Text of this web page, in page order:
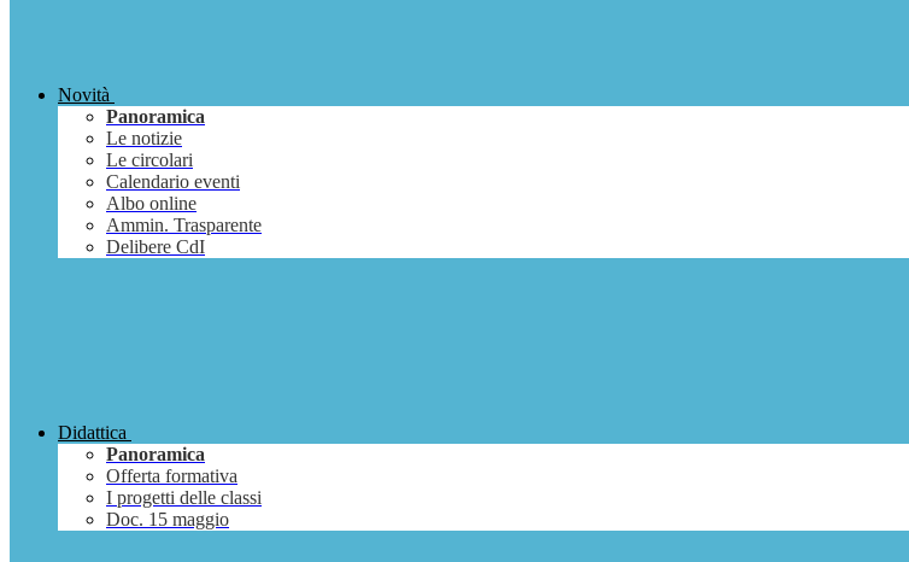
Novità
Panoramica
Le notizie
Le circolari
Calendario eventi
Albo online
Ammin. Trasparente
Delibere CdI
Didattica
Panoramica
Offerta formativa
I progetti delle classi
Doc. 15 maggio